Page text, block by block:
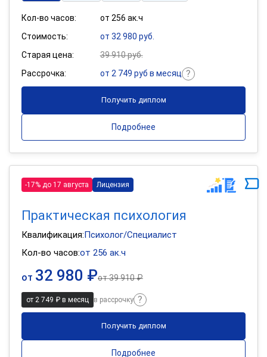
Кол-во часов:
от 256 ак.ч
Стоимость:
от 32 980 руб.
Старая цена:
39 910 руб.
Рассрочка:
от 2 749 руб в месяц
Получить диплом
Подробнее
-17% до 17 августа Лицензия
Практическая психология
Квалификация:Психолог/Специалист
Кол-во часов:от 256 ак.ч
от 32 980 ₽от39 910 ₽
от 2 749 ₽ в месяц в рассрочку
Получить диплом
Подробнее